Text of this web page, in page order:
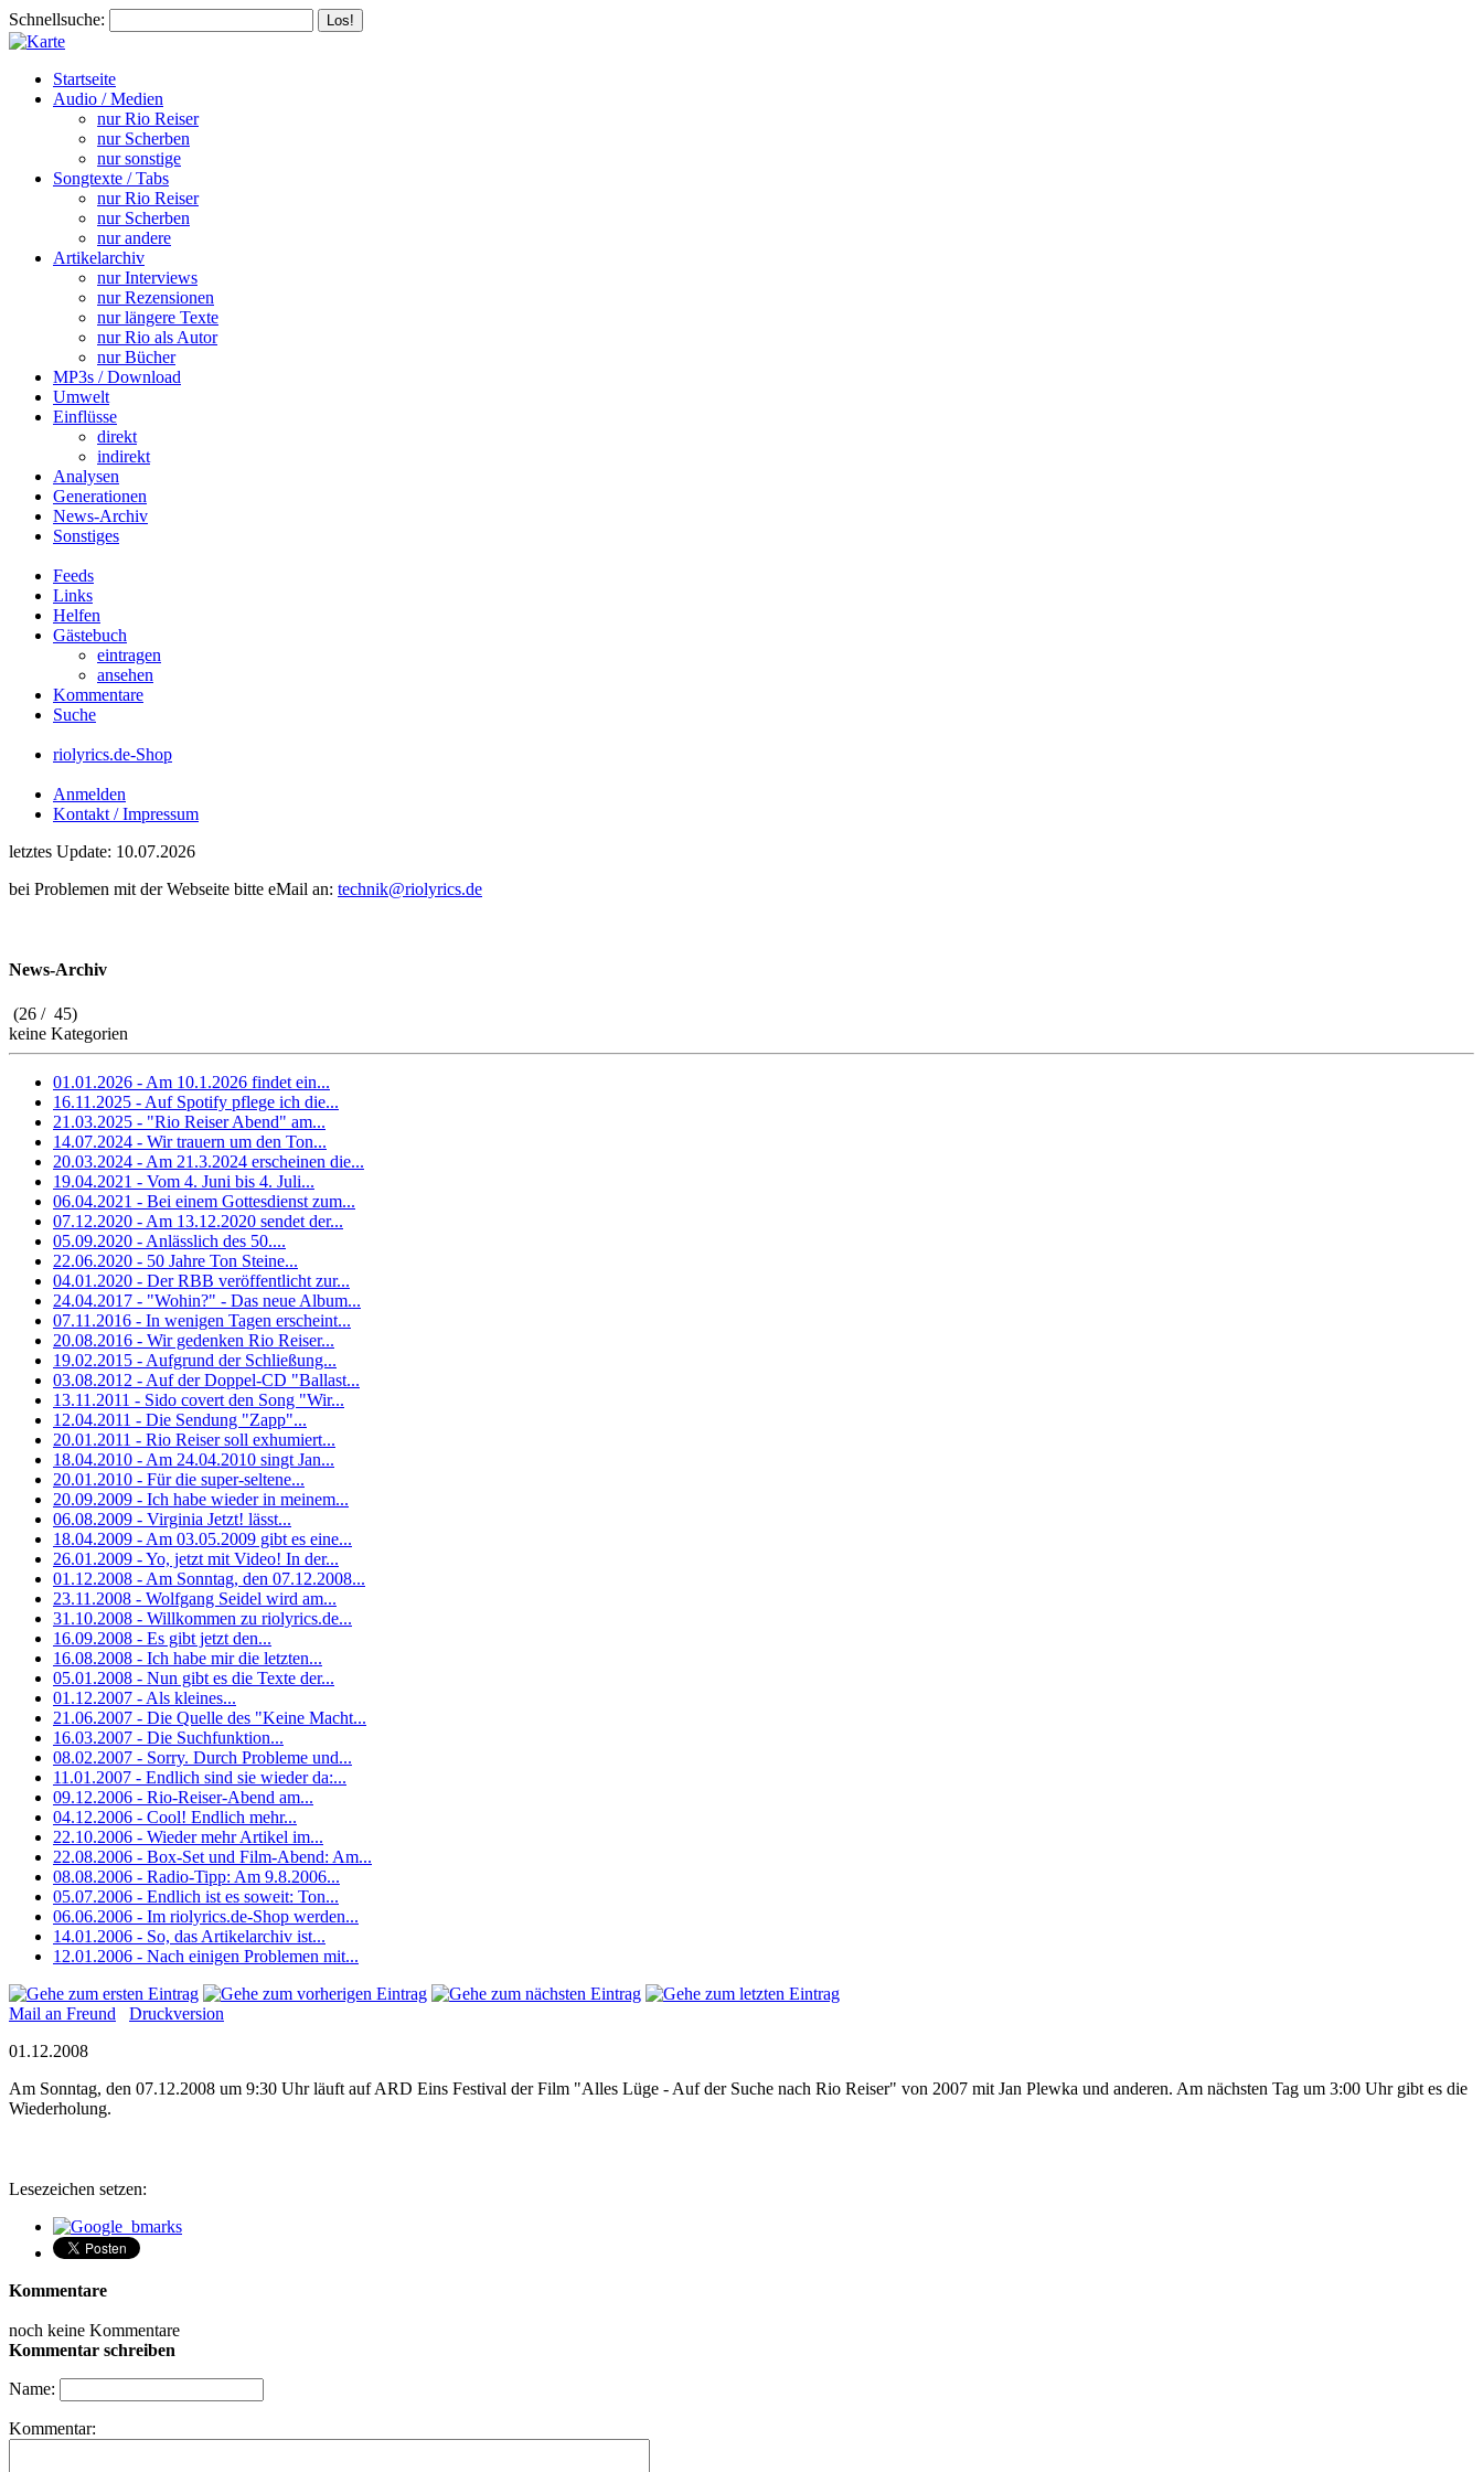
Schnellsuche:
Startseite
Audio / Medien
nur Rio Reiser
nur Scherben
nur sonstige
Songtexte / Tabs
nur Rio Reiser
nur Scherben
nur andere
Artikelarchiv
nur Interviews
nur Rezensionen
nur längere Texte
nur Rio als Autor
nur Bücher
MP3s / Download
Umwelt
Einflüsse
direkt
indirekt
Analysen
Generationen
News-Archiv
Sonstiges
Feeds
Links
Helfen
Gästebuch
eintragen
ansehen
Kommentare
Suche
riolyrics.de-Shop
Anmelden
Kontakt / Impressum
letztes Update: 10.07.2026
bei Problemen mit der Webseite bitte eMail an: technik@riolyrics.de
News-Archiv
(26 / 45)
keine Kategorien
01.01.2026 - Am 10.1.2026 findet ein...
16.11.2025 - Auf Spotify pflege ich die...
21.03.2025 - "Rio Reiser Abend" am...
14.07.2024 - Wir trauern um den Ton...
20.03.2024 - Am 21.3.2024 erscheinen die...
19.04.2021 - Vom 4. Juni bis 4. Juli...
06.04.2021 - Bei einem Gottesdienst zum...
07.12.2020 - Am 13.12.2020 sendet der...
05.09.2020 - Anlässlich des 50....
22.06.2020 - 50 Jahre Ton Steine...
04.01.2020 - Der RBB veröffentlicht zur...
24.04.2017 - "Wohin?" - Das neue Album...
07.11.2016 - In wenigen Tagen erscheint...
20.08.2016 - Wir gedenken Rio Reiser...
19.02.2015 - Aufgrund der Schließung...
03.08.2012 - Auf der Doppel-CD "Ballast...
13.11.2011 - Sido covert den Song "Wir...
12.04.2011 - Die Sendung "Zapp"...
20.01.2011 - Rio Reiser soll exhumiert...
18.04.2010 - Am 24.04.2010 singt Jan...
20.01.2010 - Für die super-seltene...
20.09.2009 - Ich habe wieder in meinem...
06.08.2009 - Virginia Jetzt! lässt...
18.04.2009 - Am 03.05.2009 gibt es eine...
26.01.2009 - Yo, jetzt mit Video! In der...
01.12.2008 - Am Sonntag, den 07.12.2008...
23.11.2008 - Wolfgang Seidel wird am...
31.10.2008 - Willkommen zu riolyrics.de...
16.09.2008 - Es gibt jetzt den...
16.08.2008 - Ich habe mir die letzten...
05.01.2008 - Nun gibt es die Texte der...
01.12.2007 - Als kleines...
21.06.2007 - Die Quelle des "Keine Macht...
16.03.2007 - Die Suchfunktion...
08.02.2007 - Sorry. Durch Probleme und...
11.01.2007 - Endlich sind sie wieder da:...
09.12.2006 - Rio-Reiser-Abend am...
04.12.2006 - Cool! Endlich mehr...
22.10.2006 - Wieder mehr Artikel im...
22.08.2006 - Box-Set und Film-Abend: Am...
08.08.2006 - Radio-Tipp: Am 9.8.2006...
05.07.2006 - Endlich ist es soweit: Ton...
06.06.2006 - Im riolyrics.de-Shop werden...
14.01.2006 - So, das Artikelarchiv ist...
12.01.2006 - Nach einigen Problemen mit...
Mail an Freund
Druckversion
01.12.2008
Am Sonntag, den 07.12.2008 um 9:30 Uhr läuft auf ARD Eins Festival der Film "Alles Lüge - Auf der Suche nach Rio Reiser" von 2007 mit Jan Plewka und anderen. Am nächsten Tag um 3:00 Uhr gibt es die
Wiederholung.
Lesezeichen setzen:
Kommentare
noch keine Kommentare
Kommentar schreiben
Name:
Kommentar: